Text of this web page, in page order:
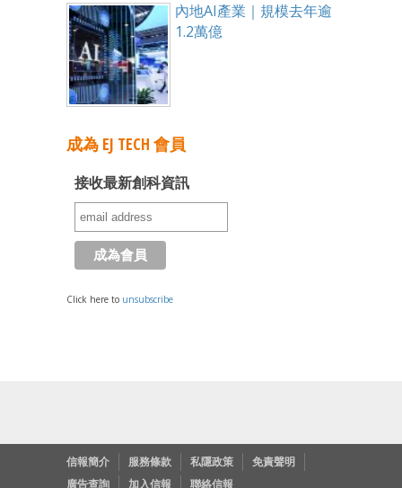
內地AI產業｜規模去年逾
1.2萬億
成為 EJ TECH 會員
接收最新創科資訊
Click here to unsubscribe
信報簡介 服務條款 私隱政策
免責聲明
廣告查詢
加入信報 聯絡信報